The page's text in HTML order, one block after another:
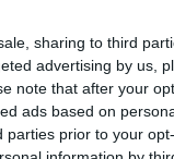
sharing to third
advertising by us,
note that after your
ads based on
parties prior to your
triatlón, de
El